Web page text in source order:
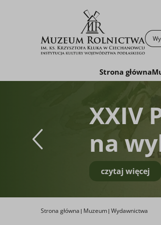
Po
Strona główna
XXIV
na
czytaj więcej
Strona główna Muzeum Wydawnictwa